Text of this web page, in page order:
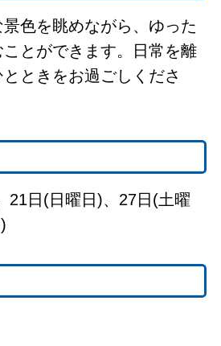
色を眺めながら、ゆった
ことができます。日常を離
ときをお過ごしくださ
21日(日曜日)、27日(土曜